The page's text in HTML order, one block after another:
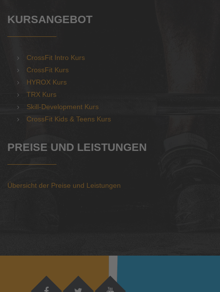
KURSANGEBOT
CrossFit Intro Kurs
CrossFit Kurs
HYROX Kurs
TRX Kurs
Skill-Development Kurs
CrossFit Kids & Teens Kurs
PREISE UND LEISTUNGEN
Übersicht der Preise und Leistungen